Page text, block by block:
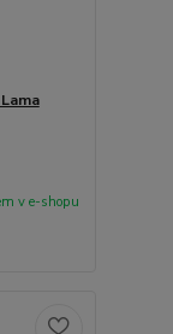
v e-shopu